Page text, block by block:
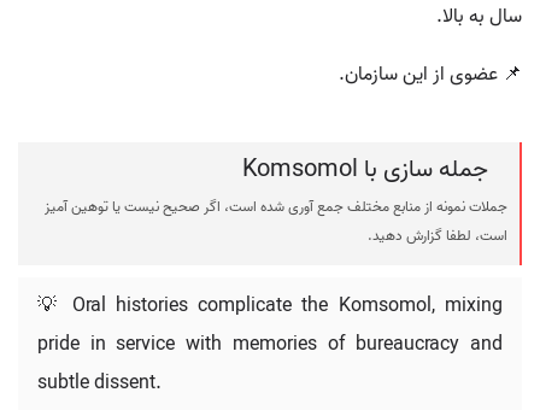
سال به بالا.
📌 عضوی از این سازمان.
جمله سازی با Komsomol
جملات نمونه از منابع مختلف جمع آوری شده است، اگر صحیح نیست یا توهین آمیز
است، لطفا گزارش دهید.
💡 Oral histories complicate the Komsomol, mixing
pride in service with memories of bureaucracy and
subtle dissent.